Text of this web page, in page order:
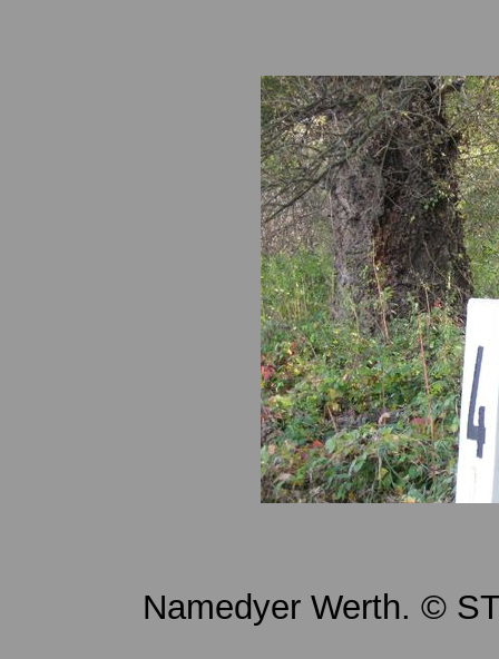
Namedyer Werth. ©